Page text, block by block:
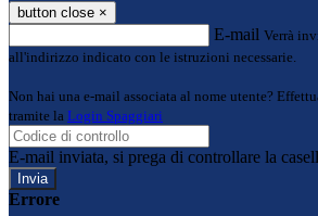
button close ×
E-mail Verrà
all'indirizzo indicato con le istruzioni necessarie.
Non hai una e-mail associata al nome utente?
tramite la Login Spaggiari
E-mail inviata, si prega di controllare la
Errore